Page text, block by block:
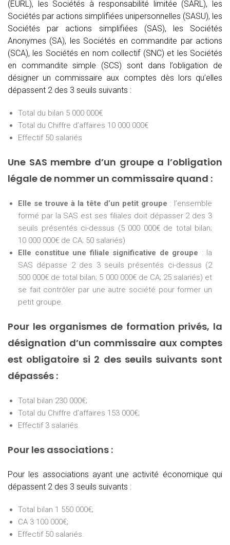
(EURL), les Sociétés à responsabilité limitée (SARL), les
Sociétés par actions simplifiées unipersonnelles (SASU), les
Sociétés par actions simplifiées (SAS), les Sociétés
Anonymes (SA), les Sociétés en commandite par actions
(SCA), les Sociétés en nom collectif (SNC) et les Sociétés
en commandite simple (SCS) sont dans l’obligation de
désigner un commissaire aux comptes dès lors qu’elles
dépassent 2 des 3 seuils suivants :
Total du bilan 5 000 000€
Total du Chiffre d’affaires 10 000 000€
Effectif 50 salariés
Une SAS membre d’un groupe a l’obligation
légale de nommer un commissaire quand :
Elle se trouve à la tête d’un petit groupe : l’ensemble
formé par la SAS est ses filiales doit dépasser 2 des 3
seuils présentés ci-dessus (5 000 000€ de total bilan;
10 000 000€ de CA; 50 salariés)
Elle constitue une filiale significative de groupe : la
SAS dépasse 2 des 3 seuils présentés ci-dessus (2
500 000€ de total bilan; 5 000 000€ de CA; 25 salariés) et
se fait contrôler par une autre société pour former un
petit groupe.
Pour les organismes de formation privés, la
désignation d’un commissaire aux comptes
est obligatoire si 2 des seuils suivants sont
dépassés :
Total bilan 230 000€;
Total du Chiffre d’affaires 153 000€;
Effectif 3 salariés.
Pour les associations :
Pour les associations ayant une activité économique qui
dépassent 2 des 3 seuils suivants :
Total bilan 1 550 000€;
CA 3 100 000€;
Effectif 50 salariés.